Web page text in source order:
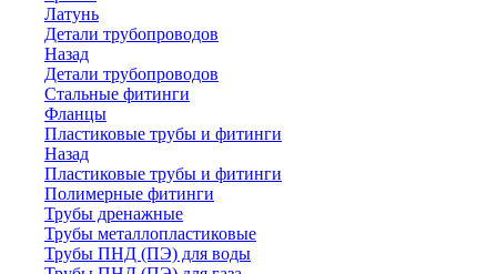
Латунь
Детали трубопроводов
Назад
Детали трубопроводов
Стальные фитинги
Фланцы
Пластиковые трубы и фитинги
Назад
Пластиковые трубы и фитинги
Полимерные фитинги
Трубы дренажные
Трубы металлопластиковые
Трубы ПНД (ПЭ) для воды